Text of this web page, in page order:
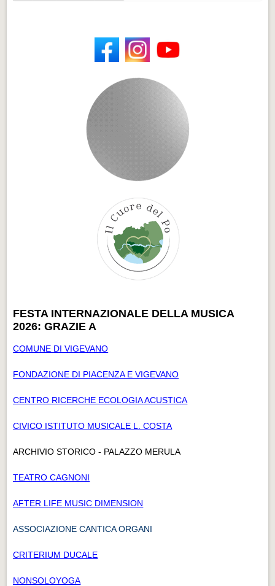
FESTA INTERNAZIONALE DELLA MUSICA
2026: GRAZIE A
COMUNE DI VIGEVANO
FONDAZIONE DI PIACENZA E VIGEVANO
CENTRO RICERCHE ECOLOGIA ACUSTICA
CIVICO ISTITUTO MUSICALE L. COSTA
ARCHIVIO STORICO - PALAZZO MERULA
TEATRO CAGNONI
AFTER LIFE MUSIC DIMENSION
ASSOCIAZIONE CANTICA ORGANI
CRITERIUM DUCALE
NONSOLOYOGA